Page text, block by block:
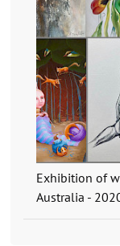
Exhibition of
Australia -